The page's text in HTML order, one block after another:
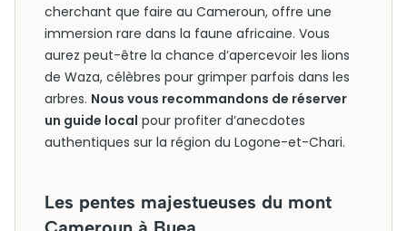
cherchant que faire au Cameroun, offre une
immersion rare dans la faune africaine. Vous
aurez peut-être la chance d’apercevoir les lions
de Waza, célèbres pour grimper parfois dans les
arbres. Nous vous recommandons de réserver
un guide local pour profiter d’anecdotes
authentiques sur la région du Logone-et-Chari.
Les pentes majestueuses du mont